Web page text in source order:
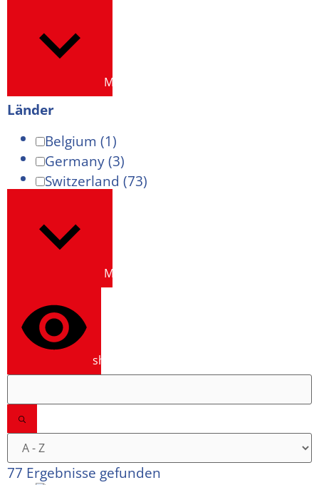
Mehr anzeigen
Länder
Belgium (1)
Germany(3)
Switzerland (73)
Mehr anzeigen
show results
77 Ergebnisse gefunden